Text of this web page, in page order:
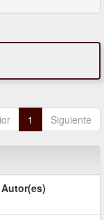
1 Siguiente
Autor(es)